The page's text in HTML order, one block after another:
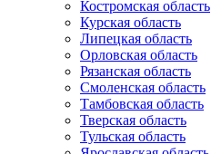
Костромская область
Курская область
Липецкая область
Орловская область
Рязанская область
Смоленская область
Тамбовская область
Тверская область
Тульская область